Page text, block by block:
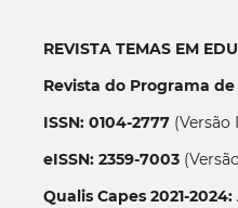
REVISTA TEMAS EM
Revista do Programa
ISSN: 0104-2777(Versão
eISSN: 2359-7003
Qualis Capes 2021-